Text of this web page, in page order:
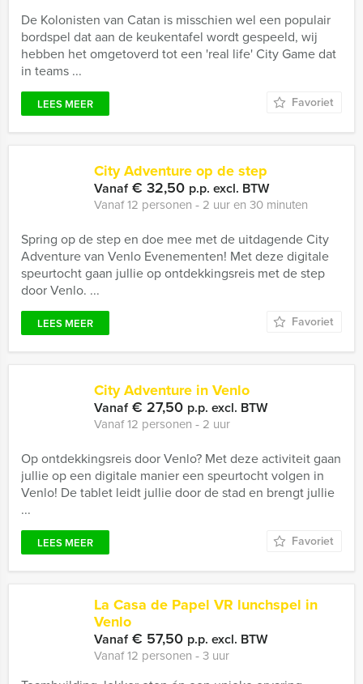
De Kolonisten van Catan is misschien wel een populair
bordspel dat aan de keukentafel wordt gespeeld, wij
hebben het omgetoverd tot een 'real life' City Game dat
in teams ...
LEES MEER Favoriet
City Adventure op de step
Vanaf€ 32,50 p.p. excl. BTW
Vanaf 12 personen ‐ 2 uur en 30 minuten
Spring op de step en doe mee met de uitdagende City
Adventure van Venlo Evenementen! Met deze digitale
speurtocht gaan jullie op ontdekkingsreis met de step
door Venlo. ...
LEES MEER Favoriet
City Adventure in Venlo
Vanaf€ 27,50 p.p. excl. BTW
Vanaf 12 personen ‐ 2 uur
Op ontdekkingsreis door Venlo? Met deze activiteit gaan
jullie op een digitale manier een speurtocht volgen in
Venlo! De tablet leidt jullie door de stad en brengt jullie
...
LEES MEER Favoriet
La Casa de Papel VR lunchspel in
Venlo
Vanaf€ 57,50 p.p. excl. BTW
Vanaf 12 personen ‐ 3 uur